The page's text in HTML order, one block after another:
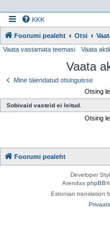
KKK
Foorumi pealeht Otsi
Vaata vastamata teemasi Vaata
Vaata
Mine täiendatud otsinguisse
Otsing
Sobivaid vasteid ei leitud.
Otsing
Foorumi pealeht
Developer
Arendas phpBB
Estonian translation